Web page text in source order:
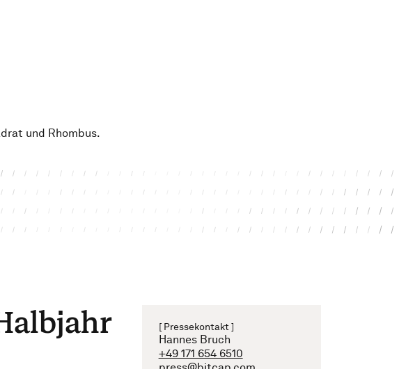
[ Pressekontakt ]
Hannes Bruch
+49 171 654 6510